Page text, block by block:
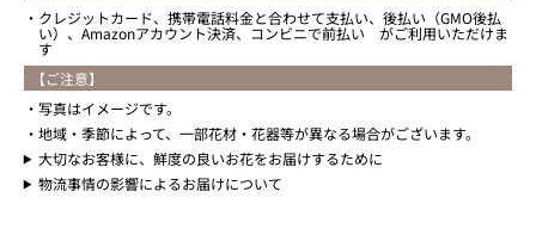
クレジットカード、携帯電話料金と合わせて支払い、後払い（GMO後払
い）、Amazonアカウント決済、コンビニで前払い がご利用いただけま
す
【ご注意】
写真はイメージです。
地域・季節によって、一部花材・花器等が異なる場合がございます。
大切なお客様に、鮮度の良いお花をお届けするために
物流事情の影響によるお届けについて